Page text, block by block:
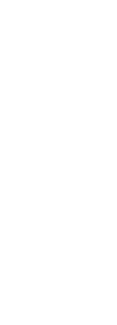
無料 *1カートにて